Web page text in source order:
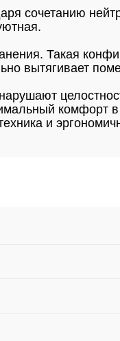
сочетанию
Такая
вытягивает
комфорт в
и